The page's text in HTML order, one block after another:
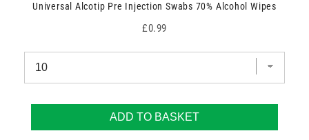
Universal Alcotip Pre Injection Swabs 70% Alcohol Wipes
Price
£0.99
ADD TO BASKET